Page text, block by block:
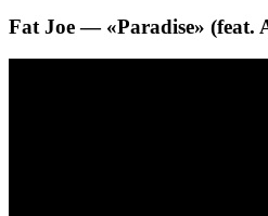
Fat Joe — «Paradise» (feat.